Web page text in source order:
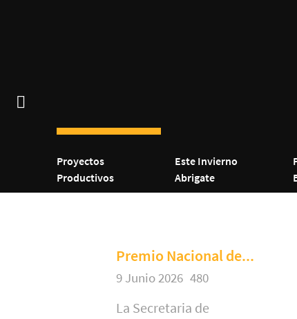
Proyectos
Productivos
Este Invierno
Abrigate
Premio Nacional de...
9 Junio 2026 480
La Secretaria de